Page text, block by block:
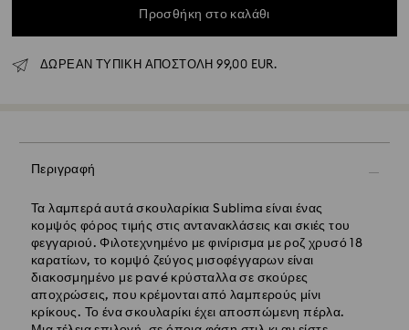
Προσθήκη στο καλάθι
ΔΩΡΕΑΝ ΤΥΠΙΚΗ ΑΠΟΣΤΟΛΗ 99,00 EUR.
Περιγραφή
Τα λαμπερά αυτά σκουλαρίκια Sublima είναι ένας
κομψός φόρος τιμής στις αντανακλάσεις και σκιές του
φεγγαριού. Φιλοτεχνημένο με φινίρισμα με ροζ χρυσό 18
καρατίων, το κομψό ζεύγος μισοφέγγαρων είναι
διακοσμημένο με pavé κρύσταλλα σε σκούρες
αποχρώσεις, που κρέμονται από λαμπερούς μίνι
κρίκους. Το ένα σκουλαρίκι έχει αποσπώμενη πέρλα.
Κανονική αποστολή - GLS
Οι παραγγελίες που υποβάλλονται από Δευτέρα έως
αποστολή (6-7 ημέρες για τα νησιά)
Κόστος κανονικής αποστολής: EUR 6,95
Δωρεάν κανονική αποστολή για παραγγελίες άνω των:
Εξπρές αποστολή -FedEx
Οι παραγγελίες που υποβάλλονται από Δευτέρα έως
Παρασκευή έως τις 14:30 CET θα διεκπεραιώνονται και